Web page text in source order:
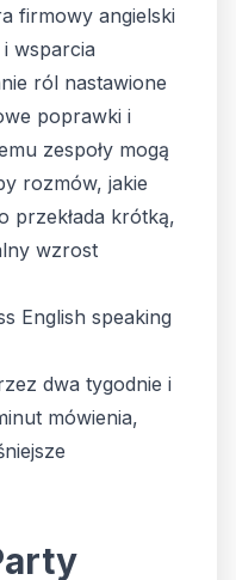
firmowy angielski
wsparcia
ról nastawione
poprawki i
zespoły mogą
rozmów, jakie
przekłada krótką,
wzrost
English speaking
dwa tygodnie i
mówienia,